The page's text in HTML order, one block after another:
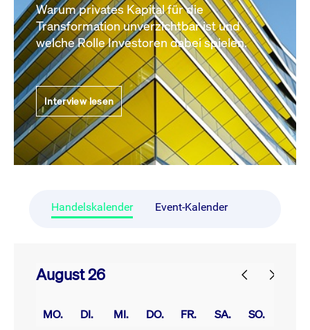
Warum privates Kapital für die
Transformation unverzichtbar ist und
welche Rolle Investoren dabei spielen.
Interview lesen
Handelskalender Event-Kalender
August 26
MO. DI. MI. DO. FR. SA. SO.